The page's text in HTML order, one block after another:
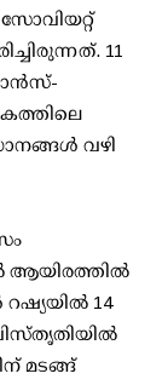
11
വഴി
ആയിരത്തിൽ
14
മടങ്ങ്